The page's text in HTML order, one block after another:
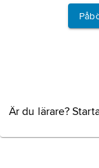
Är du lärare?